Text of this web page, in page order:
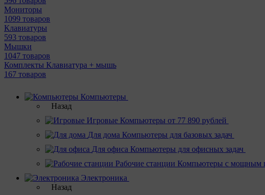
Мониторы
1099 товаров
Клавиатуры
593 товаров
Мышки
1047 товаров
Комплекты Клавиатура + мышь
167 товаров
Компьютеры
Назад
Игровые Компьютеры от 77 890 рублей
Для дома Компьютеры для базовых задач
Для офиса Компьютеры для офисных задач
Рабочие станции Компьютеры с мощным
Электроника
Назад